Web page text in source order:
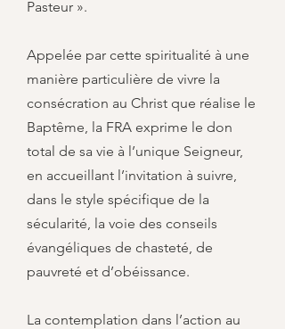
Pasteur ».
Appelée par cette spiritualité à une
manière particulière de vivre la
consécration au Christ que réalise le
Baptême, la FRA exprime le don
total de sa vie à l’unique Seigneur,
en accueillant l’invitation à suivre,
dans le style spécifique de la
sécularité, la voie des conseils
évangéliques de chasteté, de
pauvreté et d’obéissance.
La contemplation dans l’action au